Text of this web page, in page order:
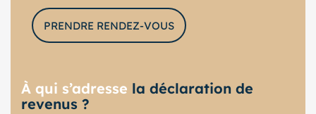
PRENDRE RENDEZ-VOUS
À qui s’adresse la déclaration de
revenus ?